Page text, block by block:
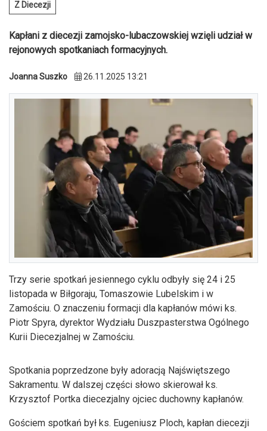
Z Diecezji
Kapłani z diecezji zamojsko-lubaczowskiej wzięli udział w
rejonowych spotkaniach formacyjnych.
Joanna Suszko 26.11.2025 13:21
Trzy serie spotkań jesiennego cyklu odbyły się 24 i 25
listopada w Biłgoraju, Tomaszowie Lubelskim i w
Zamościu. O znaczeniu formacji dla kapłanów mówi ks.
Piotr Spyra, dyrektor Wydziału Duszpasterstwa Ogólnego
Kurii Diecezjalnej w Zamościu.
Spotkania poprzedzone były adoracją Najświętszego
Sakramentu. W dalszej części słowo skierował ks.
Krzysztof Portka diecezjalny ojciec duchowny kapłanów.
Gościem spotkań był ks. Eugeniusz Ploch, kapłan diecezji